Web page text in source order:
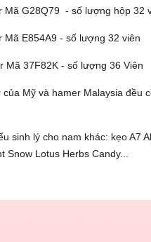
Mã G28Q79 - số lượng hộp 32
Mã E854A9 - số lượng 32 viên
Mã 37F82K - số lượng 36 Viên
Mỹ và hamer Malaysia đều
sinh lý cho nam khác: kẹo A7
Snow Lotus Herbs Candy...